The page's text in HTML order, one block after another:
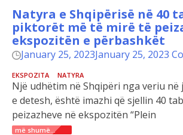
Natyra e Shqipërisë në 40
piktorët më të mirë të
ekspozitën e përbashkët
January 25, 2023January 25, 2023
EKSPOZITA NATYRA
Një udhëtim në Shqipëri nga veriu në
e detesh, është imazhi që sjellin 40
peizazheve në ekspozitën “Plein
më shumë...